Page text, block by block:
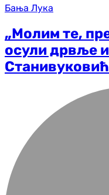
Бања Лука
„Молим те,
осули дрвље